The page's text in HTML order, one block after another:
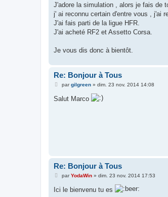
J'adore la simulation , alors je fais de
j' ai reconnu certain d'entre vous , j'ai
J'ai fais parti de la ligue HFR.
J'ai acheté RF2 et Assetto Corsa.
Je vous dis donc à bientôt.
Re: Bonjour à Tous
M
s
s
pargilgreen» dim. 23 nov. 2014 14:08
Salut Marco
Re: Bonjour à Tous
M
s
s
parYodaWin» dim. 23 nov. 2014 17:53
Ici le bienvenu tu es